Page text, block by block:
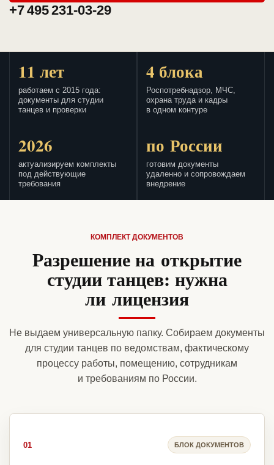
+7 495 231-03-29
11 лет
работаем с 2015 года:
документы для студии
танцев и проверки
4 блока
Роспотребнадзор, МЧС,
охрана труда и кадры
в одном контуре
2026
актуализируем комплекты
под действующие
требования
по России
готовим документы
удаленно и сопровождаем
внедрение
КОМПЛЕКТ ДОКУМЕНТОВ
Разрешение на открытие
студии танцев: нужна
ли лицензия
Не выдаем универсальную папку. Собираем документы
для студии танцев по ведомствам, фактическому
процессу работы, помещению, сотрудникам
и требованиям по России.
01 БЛОК ДОКУМЕНТОВ